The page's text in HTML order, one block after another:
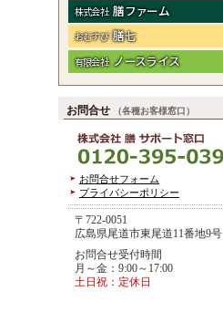
株式会社 膳ファーム
おむすび 膳七
有限会社 ノースライス
お問合せ （各種お客様窓口）
お問合せフォーム
プライバシーポリシー
〒722-0051
広島県尾道市東尾道11番地9号
お問合せ受付時間
月～金：9:00～17:00
土日祝：定休日